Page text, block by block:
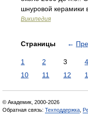
шнуровой керамики
Википедия
Страницы ←
1 2 3 4
10
11 12
© Академик, 2000-2026
Обратная связь: Техподдержка